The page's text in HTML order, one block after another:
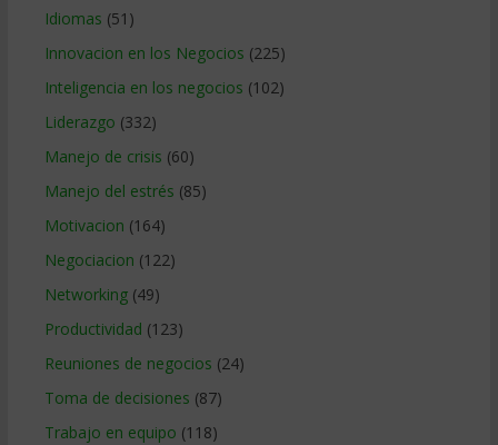
Idiomas (51)
Innovacion en los Negocios (225)
Inteligencia en los negocios (102)
Liderazgo (332)
Manejo de crisis (60)
Manejo del estrés (85)
Motivacion (164)
Negociacion (122)
Networking(49)
Productividad (123)
Reuniones de negocios (24)
Toma de decisiones (87)
Trabajo en equipo (118)